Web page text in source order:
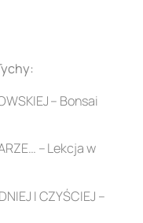
– Bonsai
– Lekcja w
I CZYŚCIEJ –